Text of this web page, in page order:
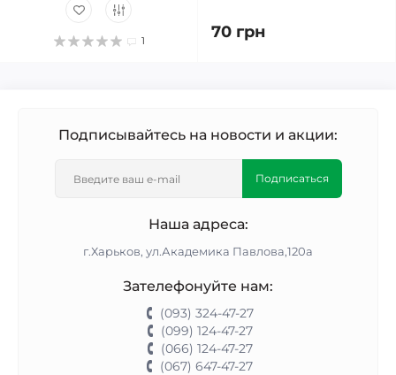
1 70 грн
Подписывайтесь на новости и акции:
Подписаться
Наша адреса:
г.Харьков, ул.Академика Павлова,120а
Зателефонуйте нам:
(093) 324-47-27
(099) 124-47-27
(066) 124-47-27
(067) 647-47-27